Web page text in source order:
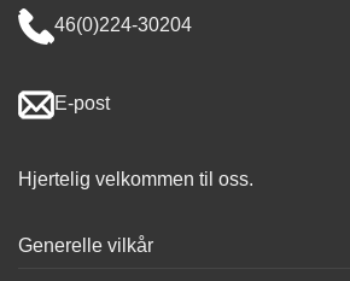
46(0)224-30204
E-post
Hjertelig velkommen til oss.
Generelle vilkår